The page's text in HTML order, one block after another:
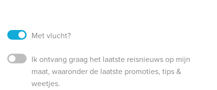
Met vlucht?
Ik ontvang graag het laatste reisnieuws op mijn
maat, waaronder de laatste promoties, tips &
weetjes.